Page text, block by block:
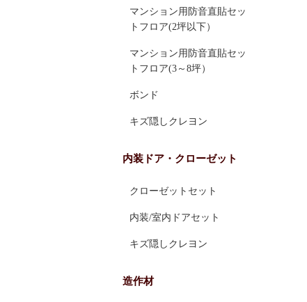
マンション用防音直貼セッ
トフロア(2坪以下）
マンション用防音直貼セッ
トフロア(3～8坪）
ボンド
キズ隠しクレヨン
内装ドア・クローゼット
クローゼットセット
内装/室内ドアセット
キズ隠しクレヨン
造作材